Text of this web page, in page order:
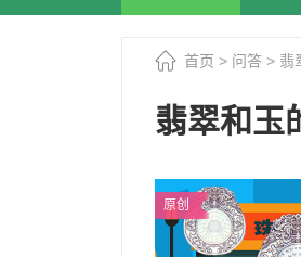
首页 > 问答 > 翡
翡翠和玉
原创